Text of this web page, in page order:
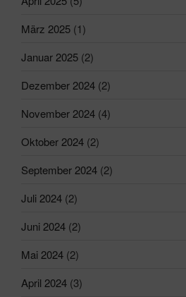
März 2025 (1)
Januar 2025 (2)
Dezember 2024 (2)
November 2024 (4)
Oktober 2024 (2)
September 2024 (2)
Juli 2024 (2)
Juni 2024 (2)
Mai 2024 (2)
April 2024 (3)